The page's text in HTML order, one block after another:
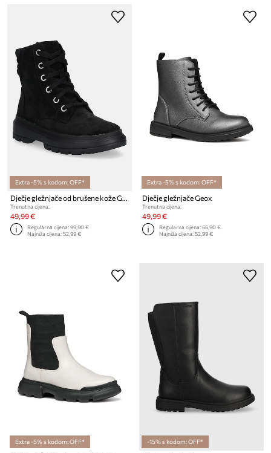
Extra -5% s kodom: OFF*
Dječje gležnjače od brušene kože Geox KIDDARTAH
Trenutna cijena:
49,99 €
Regularna cijena:99,90 €
Najniža cijena:52,99 €
Extra -5% s kodom: OFF*
Dječje gležnjače Geox
Trenutna cijena:
49,99 €
Regularna cijena:66,90 €
Najniža cijena:52,99 €
Extra -5% s kodom: OFF* -15% s kodom: OFF*